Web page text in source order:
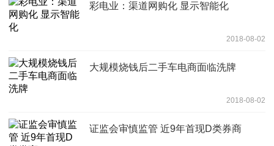
彩电业：渠道网购化 显示智能化
2018-08-02
大规模烧钱后二手车电商面临洗牌
2018-08-02
证监会审慎监管 近9年首现D类券商